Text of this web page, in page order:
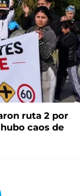
ruta 2 por
caos de